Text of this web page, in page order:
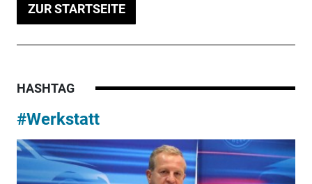
ZUR STARTSEITE
HASHTAG
#Werkstatt